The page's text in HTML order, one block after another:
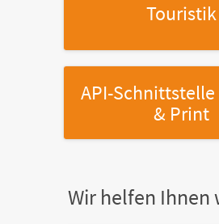
Touristik
API-Schnittstelle
& Print
Wir helfen Ihnen